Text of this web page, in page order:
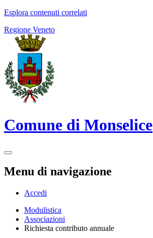
Esplora contenuti correlati
Regione Veneto
Comune di Monselice
Menu di navigazione
Accedi
Modulistica
Associazioni
Richiesta contributo annuale